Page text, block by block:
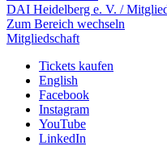
DAI Heidelberg e. V. /
Zum Bereich wechseln
Mitgliedschaft
Tickets kaufen
English
Facebook
Instagram
YouTube
LinkedIn